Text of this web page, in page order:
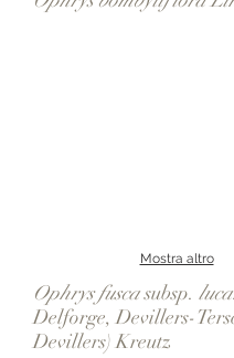
Mostra altro
Ophrys fuscasubsp.
Delforge, Devillers-
Devillers) Kreutz